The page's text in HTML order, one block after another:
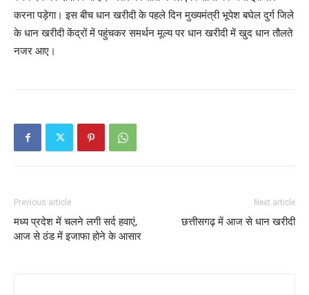
करना पड़ेगा। इस बीच धान खरीदी के पहले दिन मुख्यमंत्री भूपेश बघेल दुर्ग जिले
के धान खरीदी केंद्रों में पहुंचकर समर्थन मूल्य पर धान खरीदी में खुद धान तौलते
नजर आए।
Previous article
मध्य प्रदेश में चलने लगी सर्द हवाएं,
आज से ठंड में इजाफा होने के आसार
Next article
छत्तीसगढ़ में आज से धान खरीदी